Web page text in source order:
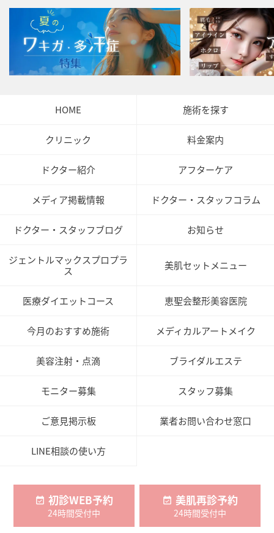
HOME 施術を探す
クリニック 料金案内
ドクター紹介 アフターケア
メディア掲載情報 ドクター・スタッフコラム
ドクター・スタッフブログ お知らせ
ジェントルマックスプロプラ
ス
美肌セットメニュー
医療ダイエットコース 恵聖会整形美容医院
今月のおすすめ施術 メディカルアートメイク
美容注射・点滴 ブライダルエステ
モニター募集 スタッフ募集
ご意見掲示板 業者お問い合わせ窓口
LINE相談の使い方
初診WEB予約
24時間受付中
美肌再診予約
24時間受付中